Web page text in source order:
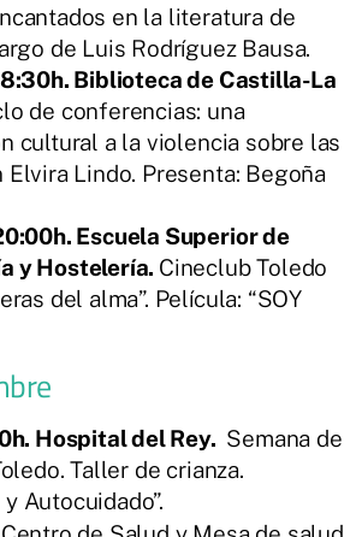
en la literatura de
de Luis Rodríguez Bausa.
Biblioteca de Castilla-La
de conferencias: una
cultural a la violencia sobre las
Elvira Lindo. Presenta: Begoña
Escuela Superior de
y Hostelería. Cineclub Toledo
del alma”. Película: “SOY
Hospital del Rey. Semana de
Taller de crianza.
Autocuidado”.